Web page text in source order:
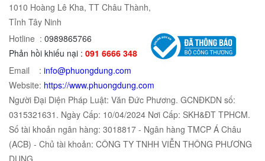
1010 Hoàng Lê Kha, TT Châu Thành,
Tỉnh Tây Ninh
Hotline : 0989865766
Phản hồi khiếu nại : 091 6666 348
Email : info@phuongdung.com
Website: https://www.phuongdung.com
Người Đại Diện Pháp Luật: Văn Đức Phương. GCNĐKDN số:
0315321631. Ngày Cấp: 10/04/2024 Nơi Cấp: SKH&ĐT TPHCM.
Số tài khoản ngân hàng: 3018817 - Ngân hàng TMCP Á Châu
(ACB) - Chủ tài khoản: CÔNG TY TNHH VIỄN THÔNG PHƯƠNG
DUNG